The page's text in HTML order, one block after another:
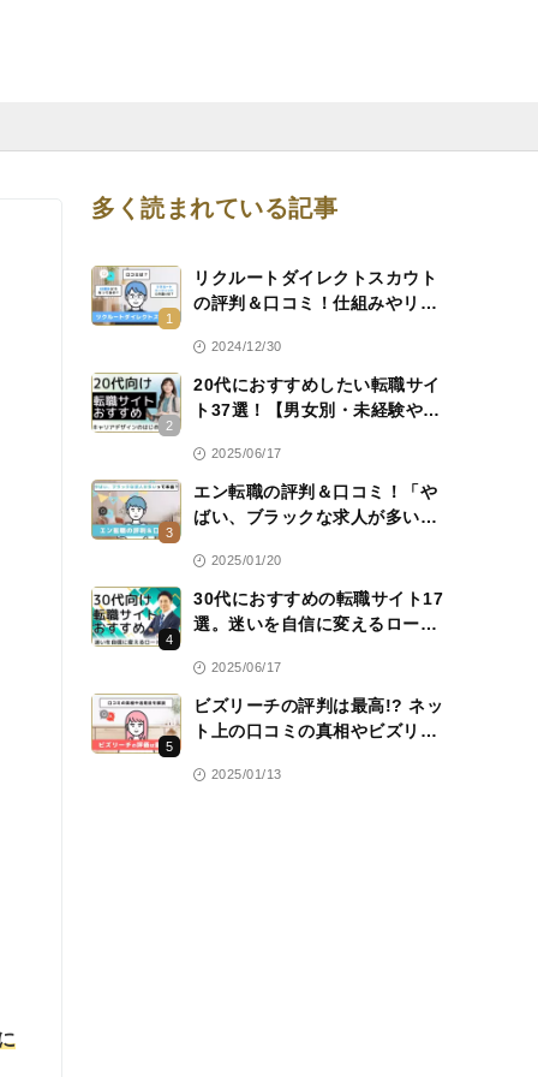
多く読まれている記事
1
リクルートダイレクトスカウト
の評判＆口コミ！仕組みやリク
解説2024/12/30
2
20代におすすめしたい転職サイ
ト37選！【男女別・未経験やハ
介】2025/06/17
3
エン転職の評判＆口コミ！「や
ばい、ブラックな求人が多い」
ト調査で徹底検証
2025/01/20
4
30代におすすめの転職サイト17
選。迷いを自信に変えるロード
2025/06/17
5
ビズリーチの評判は最高!? ネッ
ト上の口コミの真相やビズリー
2025/01/13